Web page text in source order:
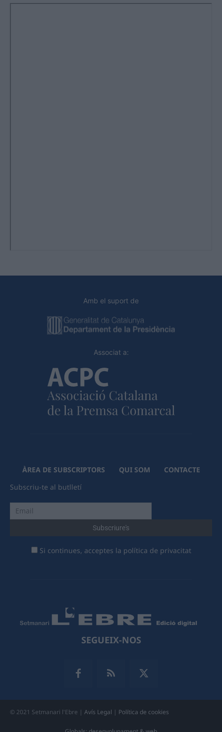
Amb el suport de
Associat a:
ÀREA DE SUBSCRIPTORS QUI SOM
CONTACTE
Subscriu-te al butlletí
Si continues, acceptes la política de privacitat
SEGUEIX-NOS
© 2021 Setmanari l'Ebre | Avís Legal | Política de cookies